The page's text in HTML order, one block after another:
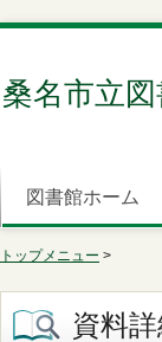
桑名市立
図書館ホーム
トップメニュー >
資料